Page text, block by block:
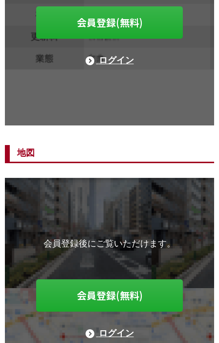
会員登録(無料)
ログイン
地図
会員登録後にご覧いただけます。
会員登録(無料)
ログイン